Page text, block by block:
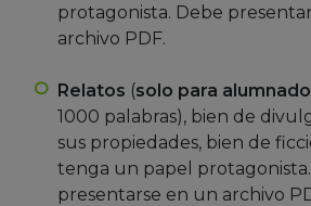
protagonista. Debe
archivo PDF.
Relatos (solo para
1000 palabras), bien de
sus propiedades, bien de
tenga un papel
presentarse en un archivo